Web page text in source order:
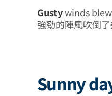
Gustywinds
強勁的陣風吹倒
Sunny